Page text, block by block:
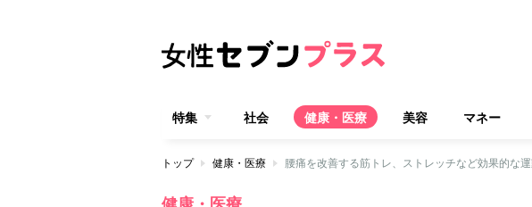
特集 社会 健康・医療 美容 マネー
トップ 健康・医療 腰痛を改善する筋トレ、ストレッチなど効果的な